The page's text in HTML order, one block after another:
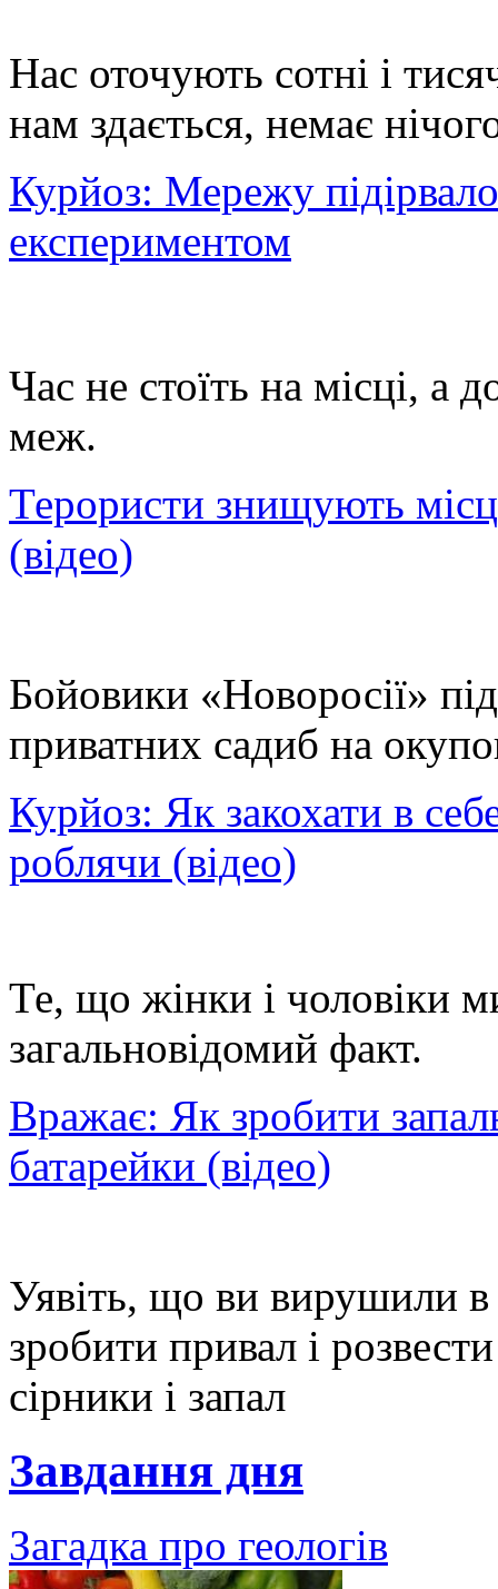
Нас оточують сотні і
нам здається, немає
Курйоз: Мережу
експериментом
Час не стоїть на місці, а
меж.
Терористи знищують
(відео)
Бойовики «Новоросії»
приватних садиб на
Курйоз: Як закохати в
роблячи (відео)
Те, що жінки і чоловіки
загальновідомий факт.
Вражає: Як зробити
батарейки (відео)
Уявіть, що ви вирушили в
зробити привал і
сірники і запал
Завдання дня
Загадка про геологів